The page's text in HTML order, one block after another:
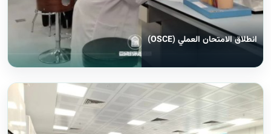
انطلاق الامتحان العملي (OSCE)